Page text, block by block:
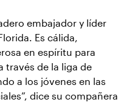
embajador y líder
Es cálida,
en espíritu para
través de la liga de
a los jóvenes en las
dice su compañera